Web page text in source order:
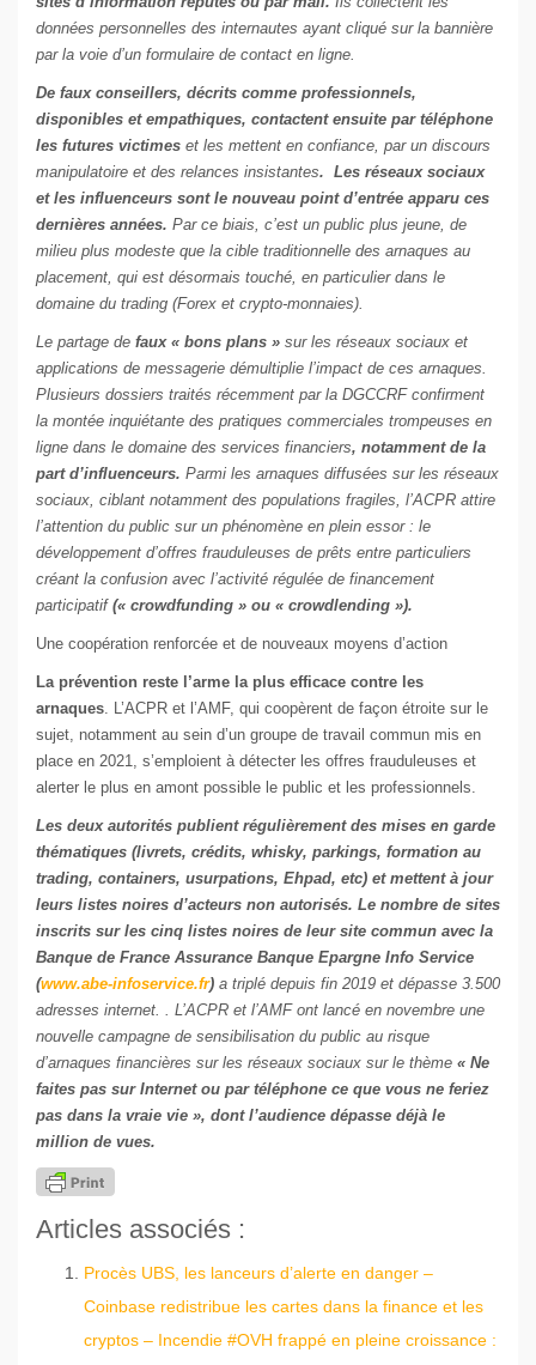
données personnelles des internautes ayant cliqué sur la bannière
par la voie d’un formulaire de contact en ligne.
De faux conseillers, décrits comme professionnels,
disponibles et empathiques, contactent ensuite par téléphone
les futures victimes et les mettent en confiance, par un discours
manipulatoire et des relances insistantes. Les réseaux sociaux
et les influenceurs sont le nouveau point d’entrée apparu ces
dernières années. Par ce biais, c’est un public plus jeune, de
milieu plus modeste que la cible traditionnelle des arnaques au
placement, qui est désormais touché, en particulier dans le
domaine du trading (Forex et crypto-monnaies).
Le partage de faux « bons plans » sur les réseaux sociaux et
applications de messagerie démultiplie l’impact de ces arnaques.
Plusieurs dossiers traités récemment par la DGCCRF confirment
la montée inquiétante des pratiques commerciales trompeuses en
ligne dans le domaine des services financiers, notamment de la
part d’influenceurs. Parmi les arnaques diffusées sur les réseaux
sociaux, ciblant notamment des populations fragiles, l’ACPR attire
l’attention du public sur un phénomène en plein essor : le
développement d’offres frauduleuses de prêts entre particuliers
créant la confusion avec l’activité régulée de financement
participatif (« crowdfunding » ou « crowdlending »).
Une coopération renforcée et de nouveaux moyens d’action
La prévention reste l’arme la plus efficace contre les
arnaques. L’ACPR et l’AMF, qui coopèrent de façon étroite sur le
sujet, notamment au sein d’un groupe de travail commun mis en
place en 2021, s’emploient à détecter les offres frauduleuses et
alerter le plus en amont possible le public et les professionnels.
Les deux autorités publient régulièrement des mises en garde
thématiques (livrets, crédits, whisky, parkings, formation au
trading, containers, usurpations, Ehpad, etc) et mettent à jour
leurs listes noires d’acteurs non autorisés. Le nombre de sites
inscrits sur les cinq listes noires de leur site commun avec la
Banque de France Assurance Banque Epargne Info Service
(www.abe-infoservice.fr) a triplé depuis fin 2019 et dépasse 3.500
adresses internet. . L’ACPR et l’AMF ont lancé en novembre une
nouvelle campagne de sensibilisation du public au risque
d’arnaques financières sur les réseaux sociaux sur le thème « Ne
faites pas sur Internet ou par téléphone ce que vous ne feriez
pas dans la vraie vie », dont l’audience dépasse déjà le
million de vues.
Articles associés :
Procès UBS, les lanceurs d’alerte en danger –
Coinbase redistribue les cartes dans la finance et les
cryptos – Incendie #OVH frappé en pleine croissance :